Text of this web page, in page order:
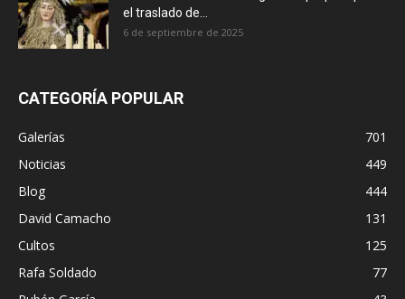
el traslado de...
6 de septiembre de 2025
CATEGORÍA POPULAR
Galerías
701
Noticias
449
Blog
444
David Camacho
131
Cultos
125
Rafa Soldado
77